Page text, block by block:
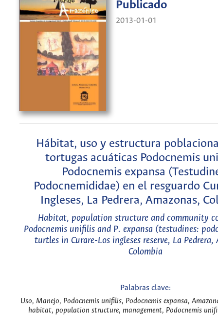
Publicado
2013-01-01
Hábitat, uso y estructura
tortugas acuáticas Podocnemis
Podocnemis expansa
Podocnemididae) en el resguardo
Ingleses, La Pedrera, Amazonas,
Habitat, population structure and community
Podocnemis unifilis and P. expansa (testudines:
turtles in Curare-Los ingleses reserve, La Pedrera,
Colombia
Palabras clave:
Uso, Manejo, Podocnemis unifilis, Podocnemis expansa,
habitat, population structure, management, Podocnemis